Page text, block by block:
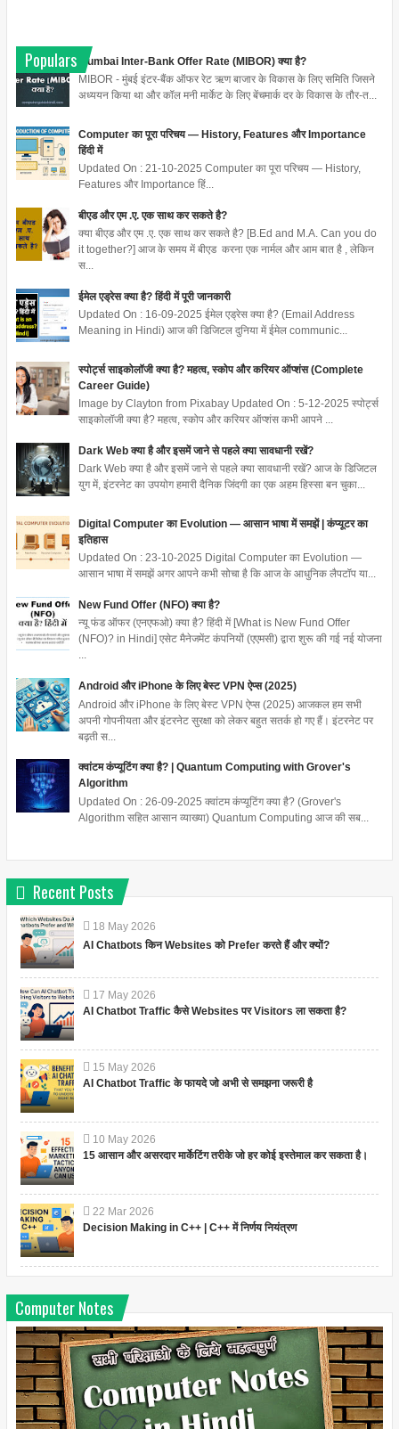
Populars
Mumbai Inter-Bank Offer Rate (MIBOR) क्या है?
MIBOR - मुंबई इंटर-बैंक ऑफर रेट ऋण बाजार के विकास के लिए समिति जिसने
अध्ययन किया था और कॉल मनी मार्केट के लिए बेंचमार्क दर के विकास के तौर-त...
Computer का पूरा परिचय — History, Features और Importance
हिंदी में
Updated On : 21-10-2025 Computer का पूरा परिचय — History,
Features और Importance हिं...
बीएड और एम .ए. एक साथ कर सकते है?
क्या बीएड और एम .ए. एक साथ कर सकते है? [B.Ed and M.A. Can you do
it together?] आज के समय में बीएड करना एक नार्मल और आम बात है , लेकिन
स...
ईमेल एड्रेस क्या है? हिंदी में पूरी जानकारी
Updated On : 16-09-2025 ईमेल एड्रेस क्या है? (Email Address
Meaning in Hindi) आज की डिजिटल दुनिया में ईमेल communic...
स्पोर्ट्स साइकोलॉजी क्या है? महत्व, स्कोप और करियर ऑप्शंस (Complete
Career Guide)
Image by Clayton from Pixabay Updated On : 5-12-2025 स्पोर्ट्स
साइकोलॉजी क्या है? महत्व, स्कोप और करियर ऑप्शंस कभी आपने ...
Dark Web क्या है और इसमें जाने से पहले क्या सावधानी रखें?
Dark Web क्या है और इसमें जाने से पहले क्या सावधानी रखें? आज के डिजिटल
युग में, इंटरनेट का उपयोग हमारी दैनिक जिंदगी का एक अहम हिस्सा बन चुका...
Digital Computer का Evolution — आसान भाषा में समझें | कंप्यूटर का
इतिहास
Updated On : 23-10-2025 Digital Computer का Evolution —
आसान भाषा में समझें अगर आपने कभी सोचा है कि आज के आधुनिक लैपटॉप या...
New Fund Offer (NFO) क्या है?
न्यू फंड ऑफर (एनएफओ) क्या है? हिंदी में [What is New Fund Offer
(NFO)? in Hindi] एसेट मैनेजमेंट कंपनियों (एएमसी) द्वारा शुरू की गई नई योजना
...
Android और iPhone के लिए बेस्ट VPN ऐप्स (2025)
Android और iPhone के लिए बेस्ट VPN ऐप्स (2025) आजकल हम सभी
अपनी गोपनीयता और इंटरनेट सुरक्षा को लेकर बहुत सतर्क हो गए हैं। इंटरनेट पर
बढ़ती स...
क्वांटम कंप्यूटिंग क्या है? | Quantum Computing with Grover's
Algorithm
Updated On : 26-09-2025 क्वांटम कंप्यूटिंग क्या है? (Grover's
Algorithm सहित आसान व्याख्या) Quantum Computing आज की सब...
Recent Posts
18 May 2026
AI Chatbots किन Websites को Prefer करते हैं और क्यों?
17 May 2026
AI Chatbot Traffic कैसे Websites पर Visitors ला सकता है?
15 May 2026
AI Chatbot Traffic के फायदे जो अभी से समझना जरूरी है
10 May 2026
15 आसान और असरदार मार्केटिंग तरीके जो हर कोई इस्तेमाल कर सकता है।
22 Mar 2026
Decision Making in C++ | C++ में निर्णय नियंत्रण
Computer Notes